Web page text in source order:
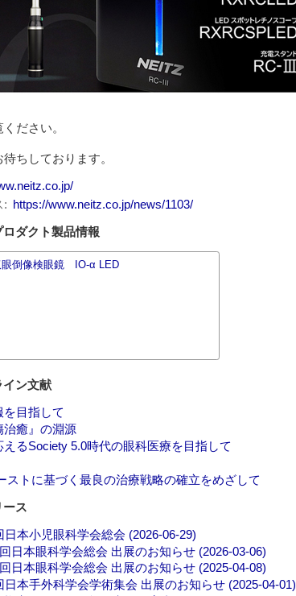
ださい。
ちしております。
https://www.neitz.co.jp/news/1103/
ダクト製品情報
眼倒像検眼鏡 IO-α LED
イン文献
目指して
治癒』の淵源
るSociety 5.0時代の眼科医療を目指して
ストに基づく最良の治療戦略の確立をめざして
ス
日本小児眼科学会総会 (2026-06-29)
日本眼科学会総会 出展のお知らせ (2026-03-06)
日本眼科学会総会 出展のお知らせ (2025-04-08)
日本手外科学会学術集会 出展のお知らせ (2025-04-01)